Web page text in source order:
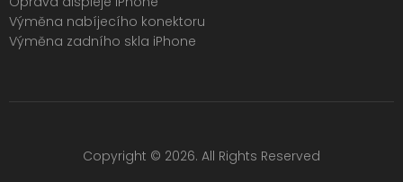
Výměna nabíjecího konektoru
Výměna zadního skla iPhone
Copyright © 2026. All Rights Reserved